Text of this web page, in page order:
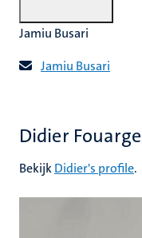
Jamiu Busari
Jamiu Busari
Didier Fouarge
BekijkDidier's profile.